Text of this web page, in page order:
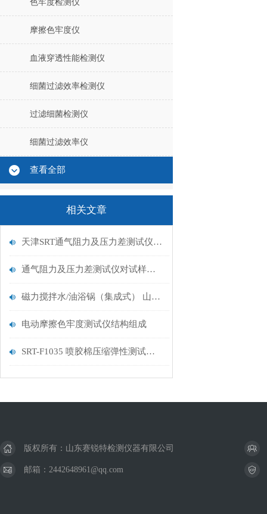
色牢度检测仪
摩擦色牢度仪
血液穿透性能检测仪
细菌过滤效率检测仪
过滤细菌检测仪
细菌过滤效率仪
查看全部
相关文章
天津SRT通气阻力及压力差测试仪适用于哪类产品测试？
通气阻力及压力差测试仪对试样有什么要求？
磁力搅拌水/油浴锅（集成式） 山东赛锐特
电动摩擦色牢度测试仪结构组成
SRT-F1035 喷胶棉压缩弹性测试仪介绍 符合检测标准
版权所有：山东赛锐特检测仪器有限公司
邮箱：2442648961@qq.com